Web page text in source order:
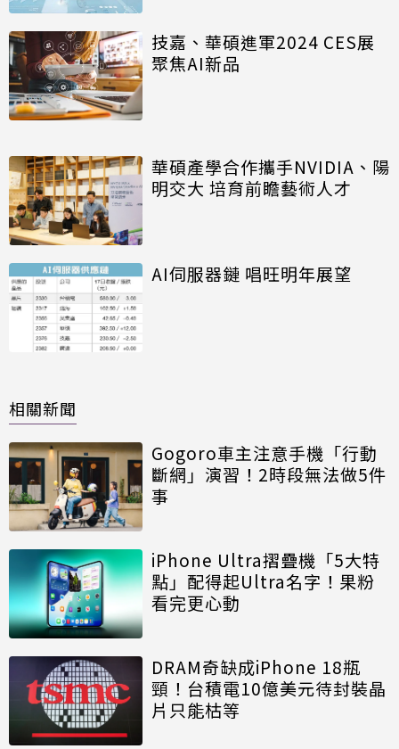
技嘉、華碩進軍2024 CES展
聚焦AI新品
華碩產學合作攜手NVIDIA、陽
明交大 培育前瞻藝術人才
AI伺服器鏈 唱旺明年展望
相關新聞
Gogoro車主注意手機「行動
斷網」演習！2時段無法做5件
事
iPhone Ultra摺疊機「5大特
點」配得起Ultra名字！果粉
看完更心動
DRAM奇缺成iPhone 18瓶
頸！台積電10億美元待封裝晶
片只能枯等